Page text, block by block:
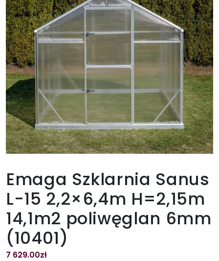
Emaga Szklarnia Sanus
L-15 2,2×6,4m H=2,15m
14,1m2 poliwęglan 6mm
(10401)
7 629.00zł